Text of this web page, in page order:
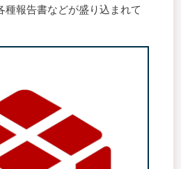
種報告書などが盛り込まれて